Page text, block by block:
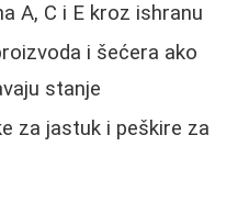
A, C i E kroz ishranu
i šećera ako
stanje
za jastuk i peškire za